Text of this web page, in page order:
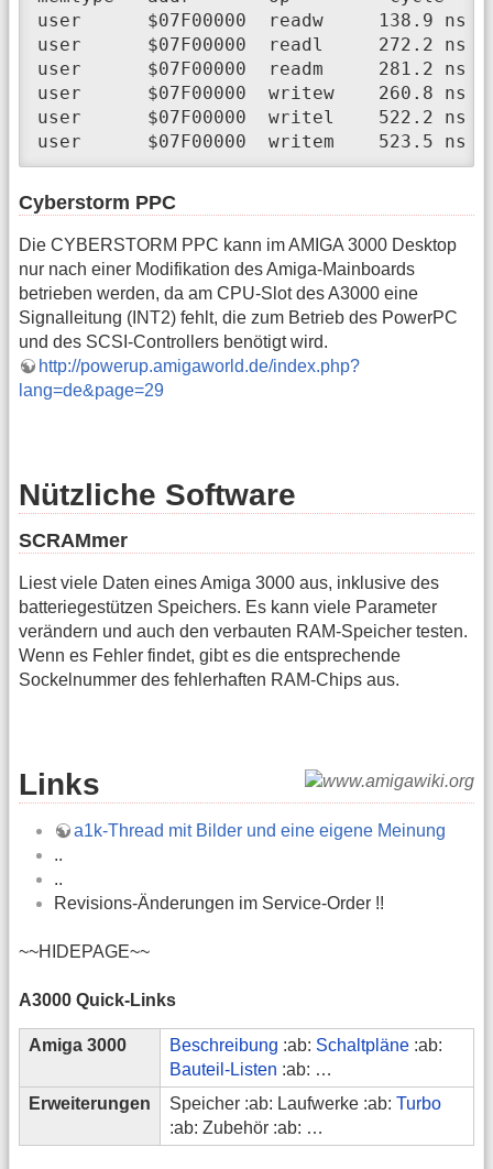
user      $07F00000  readw     138.9 ns
user      $07F00000  readl     272.2 ns
user      $07F00000  readm     281.2
user      $07F00000  writew    260.8
user      $07F00000  writel    522.2 ns
user      $07F00000  writem    523.5
Cyberstorm PPC
Die CYBERSTORM PPC kann im AMIGA 3000 Desktop
nur nach einer Modifikation des Amiga-Mainboards
betrieben werden, da am CPU-Slot des A3000 eine
Signalleitung (INT2) fehlt, die zum Betrieb des PowerPC
und des SCSI-Controllers benötigt wird.
http://powerup.amigaworld.de/index.php?
lang=de&page=29
Nützliche Software
SCRAMmer
Liest viele Daten eines Amiga 3000 aus, inklusive des
batteriegestützen Speichers. Es kann viele Parameter
verändern und auch den verbauten RAM-Speicher testen.
Wenn es Fehler findet, gibt es die entsprechende
Sockelnummer des fehlerhaften RAM-Chips aus.
Links
a1k-Thread mit Bilder und eine eigene Meinung
..
..
Revisions-Änderungen im Service-Order !!
~~HIDEPAGE~~
A3000 Quick-Links
Amiga 3000 Beschreibung :ab: Schaltpläne :ab:
Bauteil-Listen :ab: …
Erweiterungen
Speicher :ab: Laufwerke :ab: Turbo
:ab: Zubehör :ab: …